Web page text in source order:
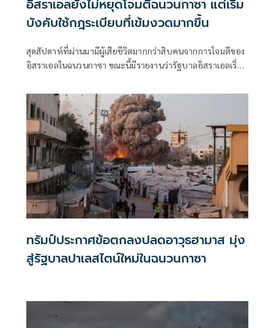
อิสราเอลยังไม่หยุดโจมตีฉนวนกาซา แต่เริ่ม
บังคับใช้กฎระเบียบที่เข้มงวดมากขึ้น
สุดสัปดาห์ที่ผ่านมามีผู้เสียชีวิตมากกว่าสิบคนจากการโจมตีของ
อิสราเอลในฉนวนกาซา ขณะนี้มีรายงานว่ารัฐบาลอิสราเอลเริ่ม
ทรัมป์ประกาศข้อตกลงปลดอาวุธฮามาส มุ่ง
สู่รัฐบาลปาเลสไตน์ใหม่ในฉนวนกาซา